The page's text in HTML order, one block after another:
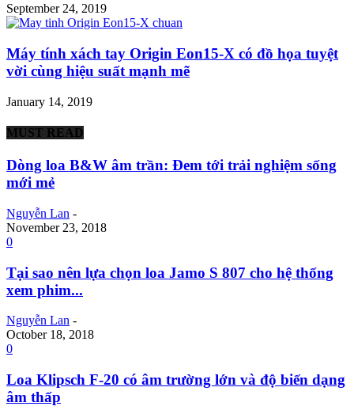
September 24, 2019
Máy tính xách tay Origin Eon15-X có đồ họa tuyệt
vời cùng hiệu suất mạnh mẽ
January 14, 2019
MUST READ
Dòng loa B&W âm trần: Đem tới trải nghiệm sống
mới mẻ
Nguyễn Lan -
November 23, 2018
0
Tại sao nên lựa chọn loa Jamo S 807 cho hệ thống
xem phim...
Nguyễn Lan -
October 18, 2018
0
Loa Klipsch F-20 có âm trường lớn và độ biến dạng
âm thấp